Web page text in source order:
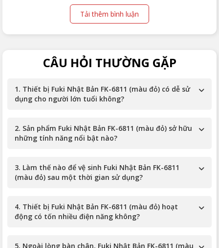
Tải thêm bình luận
CÂU HỎI THƯỜNG GẶP
1. Thiết bị Fuki Nhật Bản FK-6811 (màu đỏ) có dễ sử
dụng cho người lớn tuổi không?
2. Sản phẩm Fuki Nhật Bản FK-6811 (màu đỏ) sở hữu
những tính năng nổi bật nào?
3. Làm thế nào để vệ sinh Fuki Nhật Bản FK-6811
(màu đỏ) sau một thời gian sử dụng?
4. Thiết bị Fuki Nhật Bản FK-6811 (màu đỏ) hoạt
động có tốn nhiều điện năng không?
5. Ngoài lòng bàn chân, Fuki Nhật Bản FK-6811 (màu